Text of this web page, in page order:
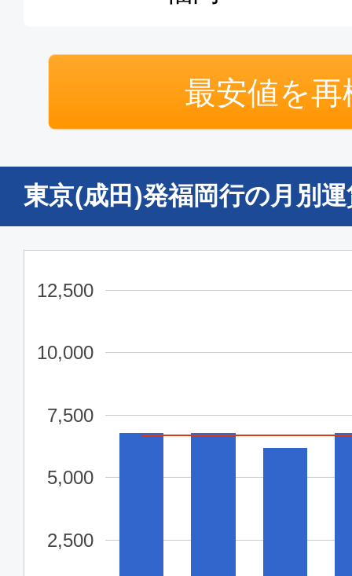
07:35
普通席
東京(成田)
福岡
GK511
東京(成田)
13:25
福岡
GK509
普通席
11:35
15:25
最安値を再
東京(成田)発福岡行の月別
2,500
5,000
7,500
10,000
12,500